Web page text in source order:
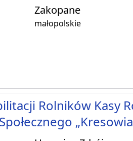
Zakopane
małopolskie
Rolników Kasy